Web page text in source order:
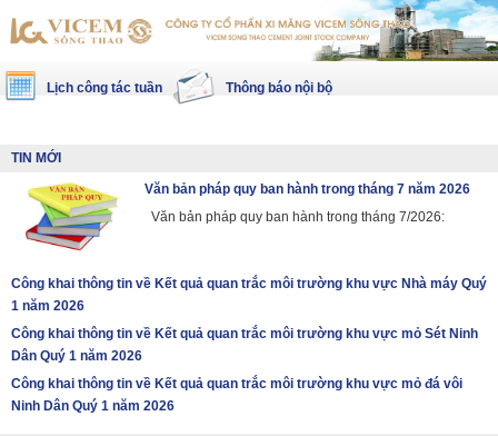
Lịch công tác tuần Thông báo nội bộ
TIN MỚI
Văn bản pháp quy ban hành trong tháng 7 năm 2026
Văn bản pháp quy ban hành trong tháng 7/2026:
Công khai thông tin về Kết quả quan trắc môi trường khu vực Nhà máy Quý
1 năm 2026
Công khai thông tin về Kết quả quan trắc môi trường khu vực mỏ Sét Ninh
Dân Quý 1 năm 2026
Công khai thông tin về Kết quả quan trắc môi trường khu vực mỏ đá vôi
Ninh Dân Quý 1 năm 2026